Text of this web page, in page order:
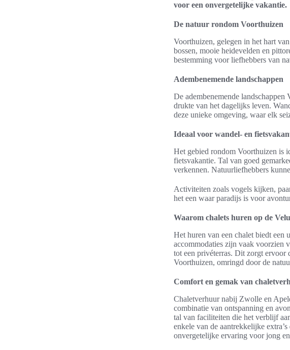
voor een onvergetelijke vakantie.
De natuur rondom Voorthuizen
Voorthuizen, gelegen in het hart
bossen, mooie heidevelden en
bestemming voor liefhebbers van
Adembenemende landschappen
De adembenemende
drukte van het dagelijks leven.
deze unieke omgeving, waar elk
Ideaal voor wandel- en
Het gebied rondom Voorthuizen is
fietsvakantie. Tal van goed
verkennen. Natuurliefhebbers
Activiteiten zoals vogels kijken,
het een waar paradijs is voor
Waarom chalets huren op de
Het huren van een chalet biedt een
accommodaties zijn vaak voorzien
tot een privéterras. Dit zorgt ervoor
Voorthuizen, omringd door de
Comfort en gemak van
Chaletverhuur nabij Zwolle en
combinatie van ontspanning en
tal van faciliteiten die het verblijf
enkele van de aantrekkelijke
onvergetelijke ervaring voor jong